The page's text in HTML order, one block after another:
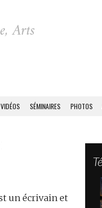
VIDÉOS SÉMINAIRES PHOTOS
un écrivain et